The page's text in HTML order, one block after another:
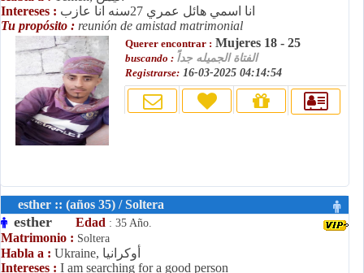
Intereses :
انا اسمي هائل عمري 27سنه انا عازب
Tu propósito : reunión de amistad matrimonial
Querer encontrar : Mujeres 18 - 25
buscando : الفتاة الجميله جداً
Registrarse: 16-03-2025 04:14:54
esther :: (años 35) / Soltera
esther Edad : 35 Año.
Matrimonio : Soltera
Habla a :
Ukraine, أوكرانيا
Intereses : I am searching for a good person